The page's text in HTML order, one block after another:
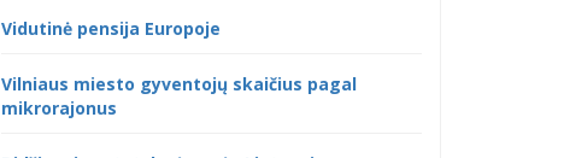
Vidutinė pensija Europoje
Vilniaus miesto gyventojų skaičius pagal
mikrorajonus